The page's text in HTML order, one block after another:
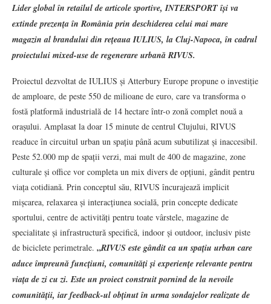
Lider global în retailul de articole sportive, INTERSPORT își va
extinde prezența în România prin deschiderea celui mai mare
magazin al brandului din rețeaua IULIUS, la Cluj-Napoca, în cadrul
proiectului mixed-use de regenerare urbană RIVUS.
Proiectul dezvoltat de IULIUS și Atterbury Europe propune o investiție
de amploare, de peste 550 de milioane de euro, care va transforma o
fostă platformă industrială de 14 hectare într-o zonă complet nouă a
orașului. Amplasat la doar 15 minute de centrul Clujului, RIVUS
readuce în circuitul urban un spațiu până acum subutilizat și inaccesibil.
Peste 52.000 mp de spații verzi, mai mult de 400 de magazine, zone
culturale și office vor completa un mix divers de opțiuni, gândit pentru
viața cotidiană. Prin conceptul său, RIVUS încurajează implicit
mișcarea, relaxarea și interacțiunea socială, prin concepte dedicate
sportului, centre de activități pentru toate vârstele, magazine de
specialitate și infrastructură specifică, indoor și outdoor, inclusiv piste
de biciclete perimetrale. „RIVUS este gândit ca un spațiu urban care
aduce împreună funcțiuni, comunități și experiențe relevante pentru
viața de zi cu zi. Este un proiect construit pornind de la nevoile
comunității, iar feedback-ul obținut în urma sondajelor realizate de